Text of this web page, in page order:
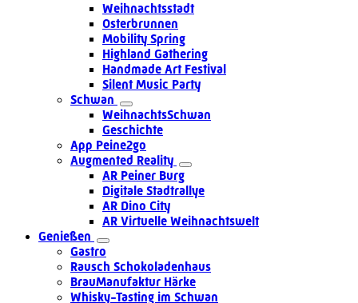
Weihnachtsstadt
Osterbrunnen
Mobility Spring
Highland Gathering
Handmade Art Festival
Silent Music Party
Schwan
WeihnachtsSchwan
Geschichte
App Peine2go
Augmented Reality
AR Peiner Burg
Digitale Stadtrallye
AR Dino City
AR Virtuelle Weihnachtswelt
Genießen
Gastro
Rausch Schokoladenhaus
BrauManufaktur Härke
Whisky-Tasting im Schwan